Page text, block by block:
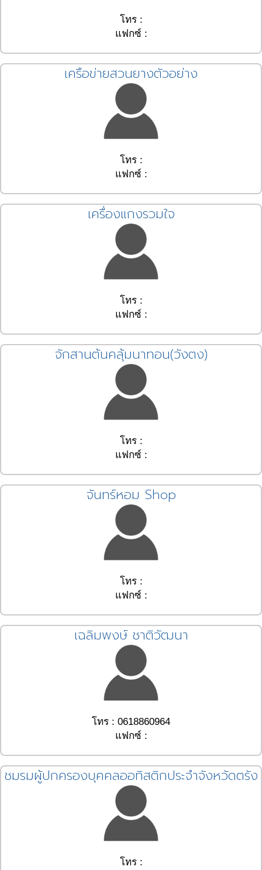
โทร :
แฟกซ์ :
เครือข่ายสวนยางตัวอย่าง
โทร :
แฟกซ์ :
เครื่องแกงรวมใจ
โทร :
แฟกซ์ :
จักสานต้นคลุ้มนาทอน(วังตง)
โทร :
แฟกซ์ :
จันทร์หอม Shop
โทร :
แฟกซ์ :
เฉลิมพงษ์ ชาติวัฒนา
โทร : 0618860964
แฟกซ์ :
ชมรมผู้ปกครองบุคคลออทิสติกประจำจังหวัดตรัง
โทร :